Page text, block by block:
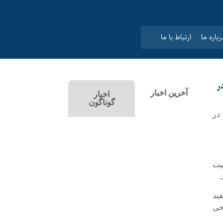
ما ارتباط با ما
جمعیت
آخرین اخبار
اخبار
گوناگون